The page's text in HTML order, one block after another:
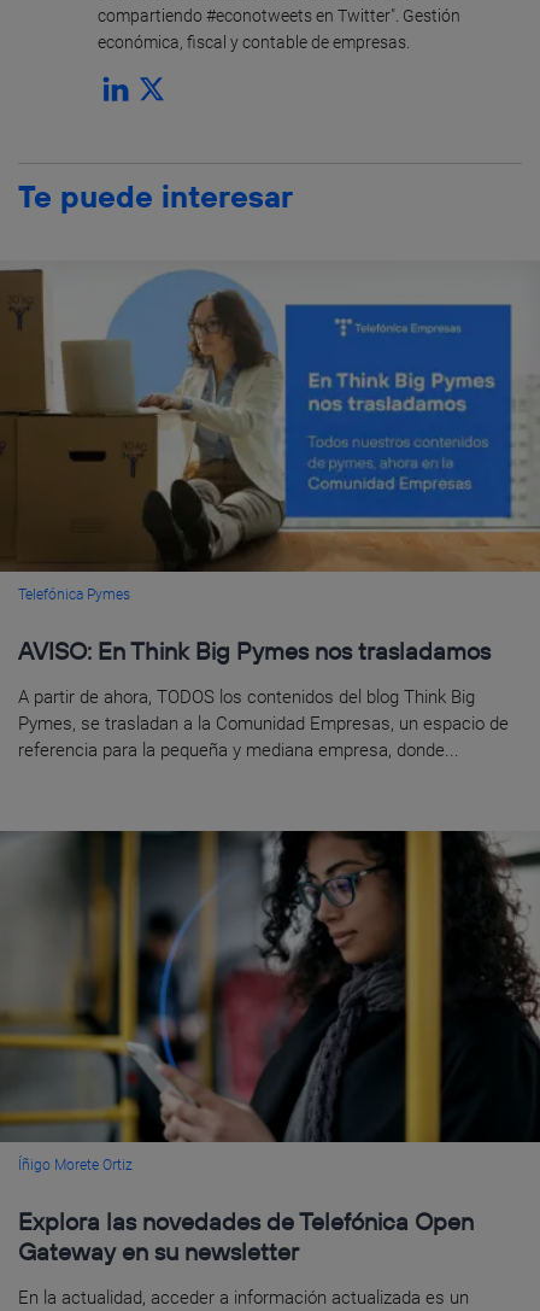
compartiendo #econotweets en Twitter". Gestión
económica, fiscal y contable de empresas.
Te puede interesar
Telefónica Pymes
AVISO: En Think Big Pymes nos trasladamos
A partir de ahora, TODOS los contenidos del blog Think Big
Pymes, se trasladan a la Comunidad Empresas, un espacio de
referencia para la pequeña y mediana empresa, donde...
Íñigo Morete Ortiz
Explora las novedades de Telefónica Open
Gateway en su newsletter
En la actualidad, acceder a información actualizada es un